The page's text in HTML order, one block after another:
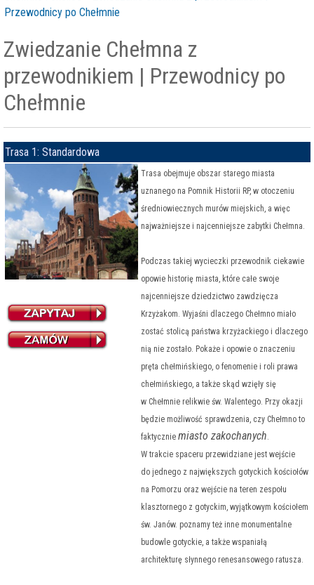
Przewodnicy po Chełmnie
Zwiedzanie Chełmna z
przewodnikiem | Przewodnicy po
Chełmnie
Trasa 1: Standardowa
Trasa obejmuje obszar starego miasta
uznanego na Pomnik Historii RP, w otoczeniu
średniowiecznych murów miejskich, a więc
najważniejsze i najcenniejsze zabytki Chełmna.
Podczas takiej wycieczki przewodnik ciekawie
opowie historię miasta, które całe swoje
najcenniejsze dziedzictwo zawdzięcza
Krzyżakom. Wyjaśni dlaczego Chełmno miało
zostać stolicą państwa krzyżackiego i dlaczego
nią nie zostało. Pokaże i opowie o znaczeniu
pręta chełmińskiego, o fenomenie i roli prawa
chełmińskiego, a także skąd wzięły się
w Chełmnie relikwie św. Walentego. Przy okazji
będzie możliwość sprawdzenia, czy Chełmno to
faktycznie miasto zakochanych.
W trakcie spaceru przewidziane jest wejście
do jednego z największych gotyckich kościołów
na Pomorzu oraz wejście na teren zespołu
klasztornego z gotyckim, wyjątkowym kościołem
św. Janów. poznamy też inne monumentalne
budowle gotyckie, a także wspaniałą
architekturę słynnego renesansowego ratusza.